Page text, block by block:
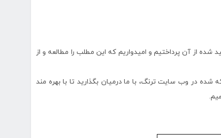
شده از آن پرداختیم و امیدواریم که این مطلب را مطالعه و از
در وب سایت ترنگ، با ما درمیان بگذارید تا با بهره مند